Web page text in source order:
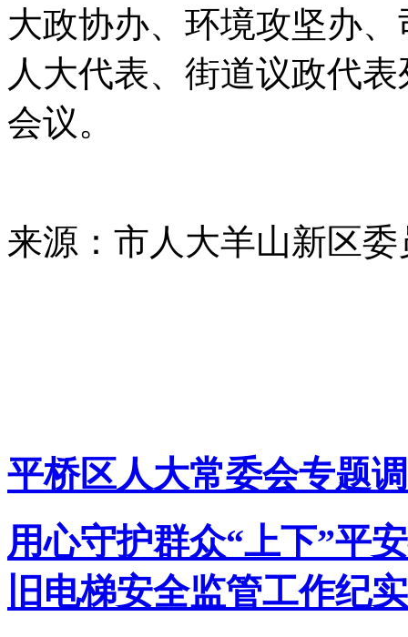
大政协办、环境攻坚办
人大代表、街道议政代
会议。
来源：市人大羊山新区委
平桥区人大常委会专题
用心守护群众“上下”平
旧电梯安全监管工作纪实